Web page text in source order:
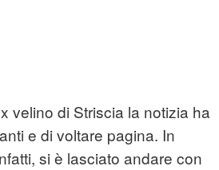
velino di Striscia la notizia ha
e di voltare pagina. In
si è lasciato andare con